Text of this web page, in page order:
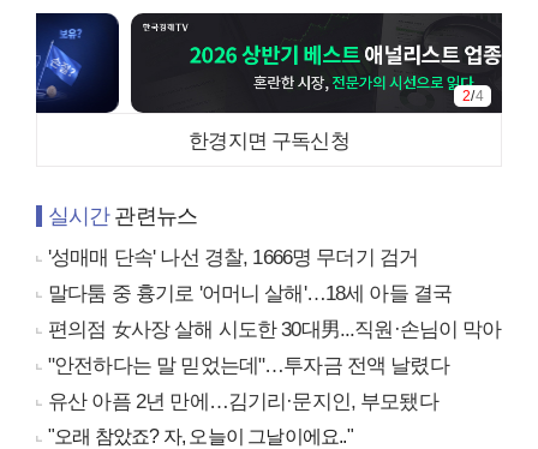
2/4
한경지면 구독신청
실시간관련뉴스
'성매매 단속' 나선 경찰, 1666명 무더기 검거
말다툼 중 흉기로 '어머니 살해'…18세 아들 결국
편의점 女사장 살해 시도한 30대男...직원·손님이 막아
"안전하다는 말 믿었는데"…투자금 전액 날렸다
유산 아픔 2년 만에…김기리·문지인, 부모됐다
"오래 참았죠? 자, 오늘이 그날이에요.."